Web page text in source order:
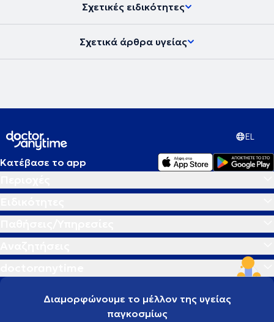
Σχετικές ειδικότητες
Σχετικά άρθρα υγείας
EL
Κατέβασε το app
Διαμορφώνουμε το μέλλον της υγείας
παγκοσμίως